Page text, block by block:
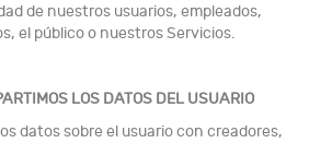
de nuestros usuarios, empleados,
el público o nuestros Servicios.
LOS DATOS DEL USUARIO
datos sobre el usuario con creadores,